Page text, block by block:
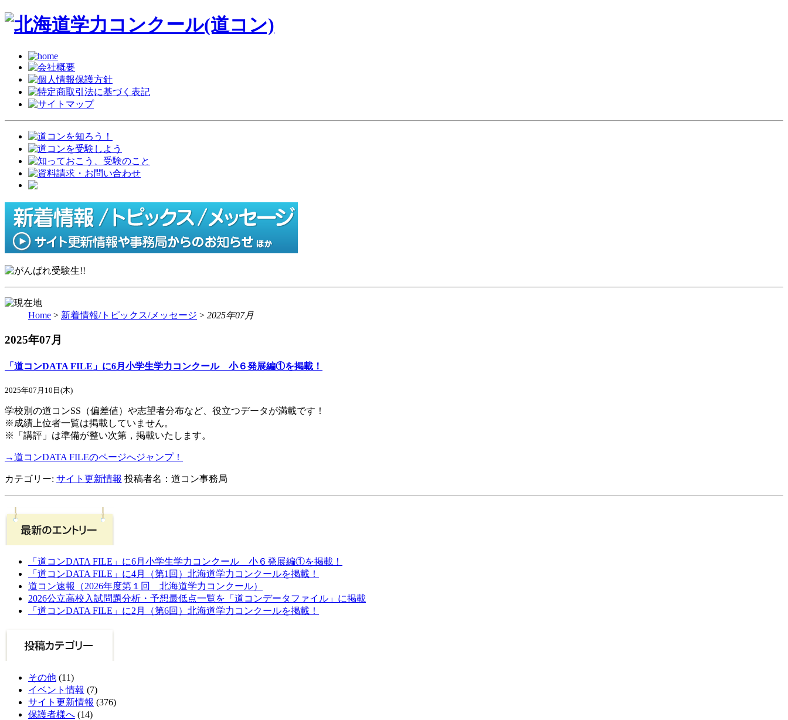
Home > 新着情報/トピックス/メッセージ > 2025年07月
2025年07月
「道コンDATA FILE」に6月小学生学力コンクール 小６発展編①を掲載！
2025年07月10日(木)
学校別の道コンSS（偏差値）や志望者分布など、役立つデータが満載です！
※成績上位者一覧は掲載していません。
※「講評」は準備が整い次第，掲載いたします。
→道コンDATA FILEのページへジャンプ！
カテゴリー: サイト更新情報 投稿者名：道コン事務局
「道コンDATA FILE」に6月小学生学力コンクール 小６発展編①を掲載！
「道コンDATA FILE」に4月（第1回）北海道学力コンクールを掲載！
道コン速報（2026年度第１回 北海道学力コンクール）
2026公立高校入試問題分析・予想最低点一覧を「道コンデータファイル」に掲載
「道コンDATA FILE」に2月（第6回）北海道学力コンクールを掲載！
その他 (11)
イベント情報 (7)
サイト更新情報 (376)
保護者様へ (14)